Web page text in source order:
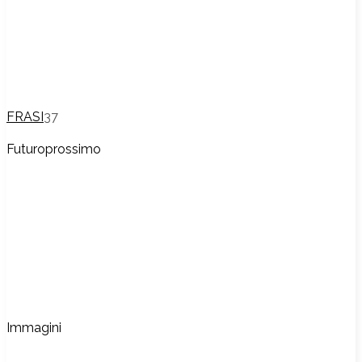
FRASI37
Futuroprossimo
Immagini